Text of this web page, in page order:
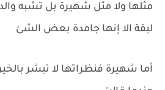
مثلها ولا مثل شهيرة بل تشبه
لبقة الا إنها جامدة بعض الشئ
أما شهيرة فنظراتها لا تبشر